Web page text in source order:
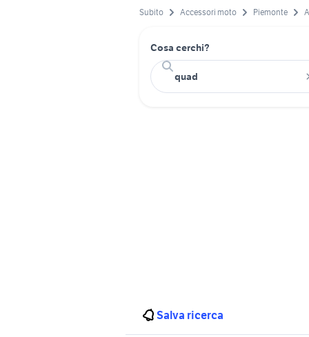
Subito Accessori moto Piemonte
Cosa cerchi?
Salva ricerca